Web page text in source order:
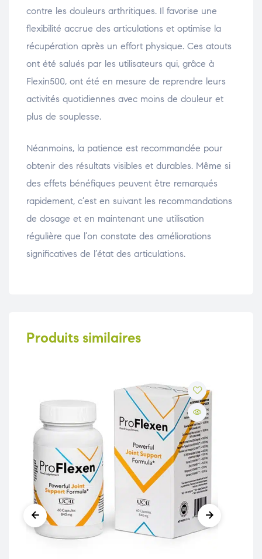
contre les douleurs arthritiques. Il favorise une
flexibilité accrue des articulations et optimise la
récupération après un effort physique. Ces atouts
ont été salués par les utilisateurs qui, grâce à
Flexin500, ont été en mesure de reprendre leurs
activités quotidiennes avec moins de douleur et
plus de souplesse.
Néanmoins, la patience est recommandée pour
obtenir des résultats visibles et durables. Même si
des effets bénéfiques peuvent être remarqués
rapidement, c’est en suivant les recommandations
de dosage et en maintenant une utilisation
régulière que l’on constate des améliorations
significatives de l’état des articulations.
Produits similaires